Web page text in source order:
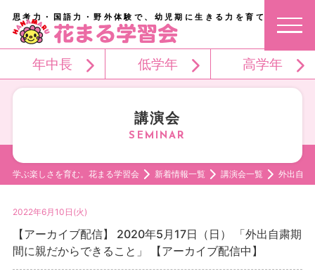
思考力・国語力・野外体験で、幼児期に生きる力を育てる。
年中長 低学年 高学年
講演会
学ぶ楽しさを育む。花まる学習会 新着情報一覧 講演会一覧 外出自粛
2022年6月10日(火)
【アーカイブ配信】 2020年5月17日（日） 「外出自粛期
間に親だからできること」 【アーカイブ配信中】